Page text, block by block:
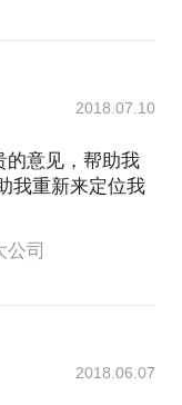
2018.07.10
的意见，帮助我
我重新来定位我
司
2018.06.07